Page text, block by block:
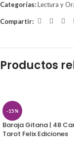
Categorías:Lectura y
Compartir:
Productos
-15%
Baraja Gitana | 48
Tarot Felix Ediciones